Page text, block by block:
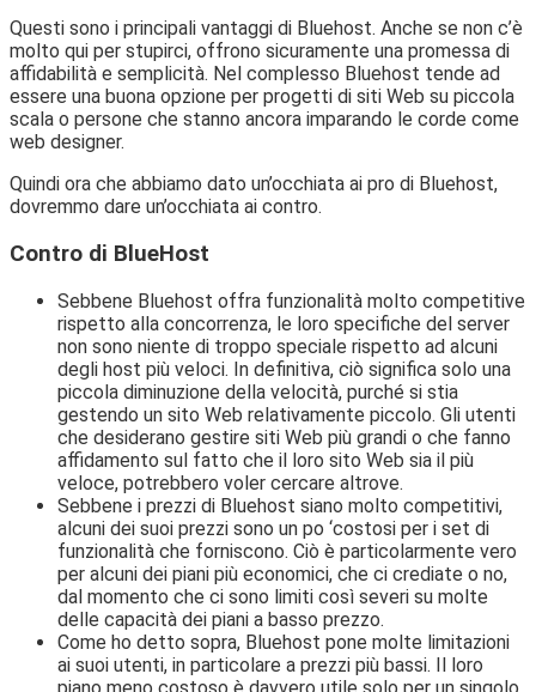
Questi sono i principali vantaggi di Bluehost. Anche se non c’è
molto qui per stupirci, offrono sicuramente una promessa di
affidabilità e semplicità. Nel complesso Bluehost tende ad
essere una buona opzione per progetti di siti Web su piccola
scala o persone che stanno ancora imparando le corde come
web designer.
Quindi ora che abbiamo dato un’occhiata ai pro di Bluehost,
dovremmo dare un’occhiata ai contro.
Contro di BlueHost
Sebbene Bluehost offra funzionalità molto competitive
rispetto alla concorrenza, le loro specifiche del server
non sono niente di troppo speciale rispetto ad alcuni
degli host più veloci. In definitiva, ciò significa solo una
piccola diminuzione della velocità, purché si stia
gestendo un sito Web relativamente piccolo. Gli utenti
che desiderano gestire siti Web più grandi o che fanno
affidamento sul fatto che il loro sito Web sia il più
veloce, potrebbero voler cercare altrove.
Sebbene i prezzi di Bluehost siano molto competitivi,
alcuni dei suoi prezzi sono un po ‘costosi per i set di
funzionalità che forniscono. Ciò è particolarmente vero
per alcuni dei piani più economici, che ci crediate o no,
dal momento che ci sono limiti così severi su molte
delle capacità dei piani a basso prezzo.
Come ho detto sopra, Bluehost pone molte limitazioni
ai suoi utenti, in particolare a prezzi più bassi. Il loro
piano meno costoso è davvero utile solo per un singolo